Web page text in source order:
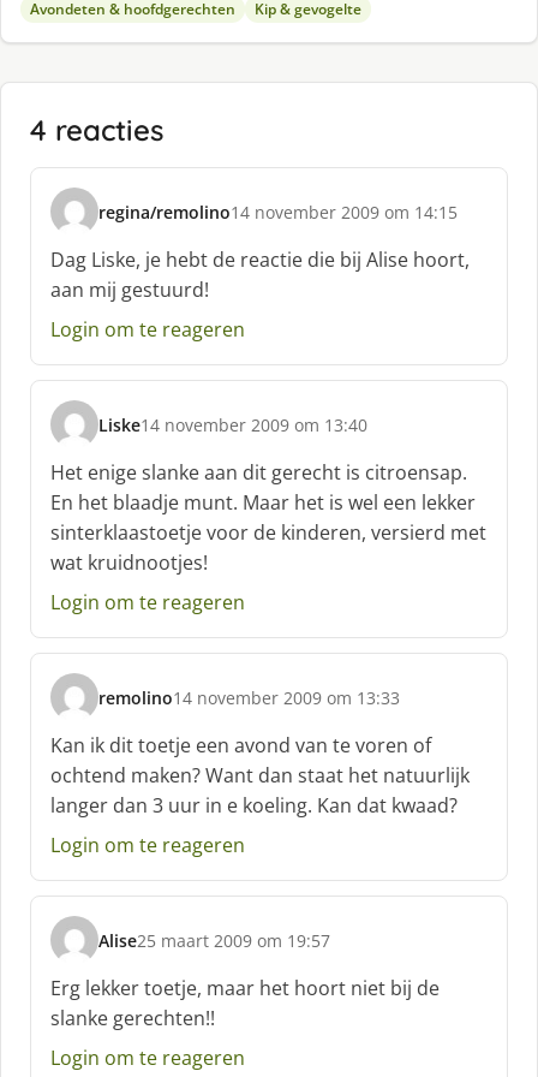
Avondeten & hoofdgerechten Kip & gevogelte
4 reacties
regina/remolino
s
c
h
r
e
f
14 november 2009 om 14:15
Dag Liske, je hebt de reactie die bij Alise hoort,
aan mij gestuurd!
Login om te reageren
Liske
s
c
h
r
e
e
:
14 november 2009 om 13:40
Het enige slanke aan dit gerecht is citroensap.
En het blaadje munt. Maar het is wel een lekker
sinterklaastoetje voor de kinderen, versierd met
wat kruidnootjes!
Login om te reageren
remolino
s
c
h
r
e
e
:
14 november 2009 om 13:33
Kan ik dit toetje een avond van te voren of
ochtend maken? Want dan staat het natuurlijk
langer dan 3 uur in e koeling. Kan dat kwaad?
Login om te reageren
Alise
s
c
h
r
e
25 maart 2009 om 19:57
Erg lekker toetje, maar het hoort niet bij de
slanke gerechten!!
Login om te reageren